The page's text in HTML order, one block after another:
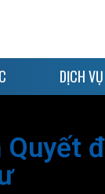
DỊCH
Quyết